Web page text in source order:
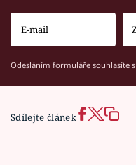
Odesláním formuláře souhlasíte s
Sdílejte článek